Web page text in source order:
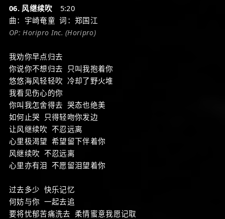
06. 风继续吹 5:20
曲：宇崎奄童 词：郑国江
OP: Horipro Inc. (Horipro)
我劝你早点归去
你说你不想归去 只叫我抱着你
悠悠海风轻轻吹 冷却了野火堆
我看见伤心的你
你叫我怎舍得去 哭态也绝美
如何止哭 只得轻吻你发边
让风继续吹 不忍远离
心里极渴望 希望留下伴着你
风继续吹 不忍远离
心里亦有泪 不愿留泪望着你
过去多少 快乐记忆
何妨与你 一起去追
要将忧郁苦痛洗去 柔情蜜意我愿记取